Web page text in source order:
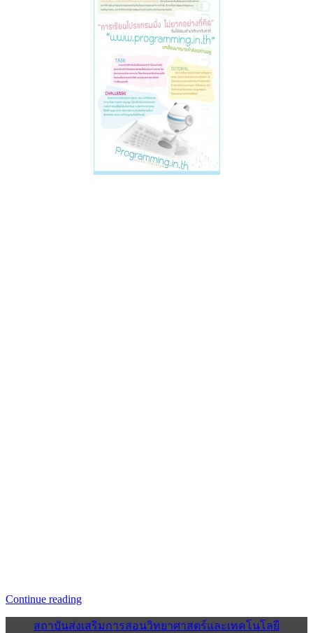
Continue reading
สถาบันส่งเสริมการสอนวิทยาศาสตร์และเทคโนโลยี